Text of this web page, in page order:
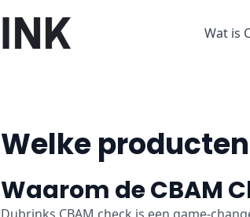
Wat is
Welke
Waarom de CBAM